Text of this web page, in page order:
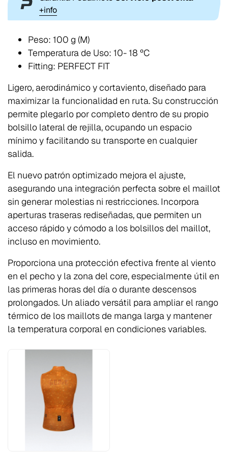
+info
Peso: 100 g (M)
Temperatura de Uso: 10- 18 ºC
Fitting: PERFECT FIT
Ligero, aerodinámico y cortaviento, diseñado para
maximizar la funcionalidad en ruta. Su construcción
permite plegarlo por completo dentro de su propio
bolsillo lateral de rejilla, ocupando un espacio
mínimo y facilitando su transporte en cualquier
salida.
El nuevo patrón optimizado mejora el ajuste,
asegurando una integración perfecta sobre el maillot
sin generar molestias ni restricciones. Incorpora
aperturas traseras rediseñadas, que permiten un
acceso rápido y cómodo a los bolsillos del maillot,
incluso en movimiento.
Proporciona una protección efectiva frente al viento
en el pecho y la zona del core, especialmente útil en
las primeras horas del día o durante descensos
prolongados. Un aliado versátil para ampliar el rango
térmico de los maillots de manga larga y mantener
la temperatura corporal en condiciones variables.